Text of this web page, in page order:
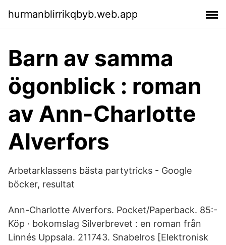
hurmanblirrikqbyb.web.app
Barn av samma
ögonblick : roman
av Ann-Charlotte
Alverfors
Arbetarklassens bästa partytricks - Google
böcker, resultat
Ann-Charlotte Alverfors. Pocket/Paperback. 85:-
Köp · bokomslag Silverbrevet : en roman från
Linnés Uppsala. 211743. Snabelros [Elektronisk